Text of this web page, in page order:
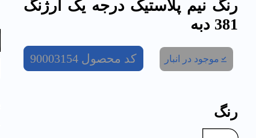
رنگ نیم پلاستیک درجه یک ارژنگ
381 دبه
موجود در انبار کد محصول 90003154
رنگ